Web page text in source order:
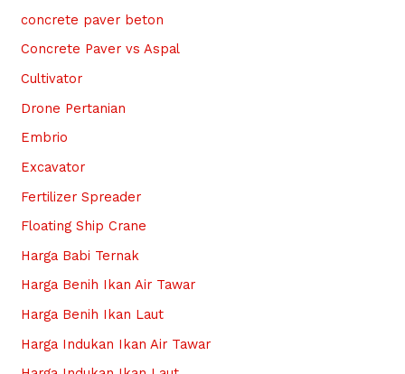
concrete paver beton
Concrete Paver vs Aspal
Cultivator
Drone Pertanian
Embrio
Excavator
Fertilizer Spreader
Floating Ship Crane
Harga Babi Ternak
Harga Benih Ikan Air Tawar
Harga Benih Ikan Laut
Harga Indukan Ikan Air Tawar